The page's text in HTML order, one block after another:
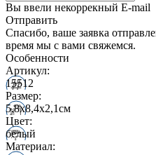
Вы ввели некоррекный E-mail
Отправить
Спасибо, ваше заявка
время мы с вами свяжемся.
Особенности
Артикул:
15512
Размер:
5,8х8,4х2,1см
Цвет:
белый
Материал: